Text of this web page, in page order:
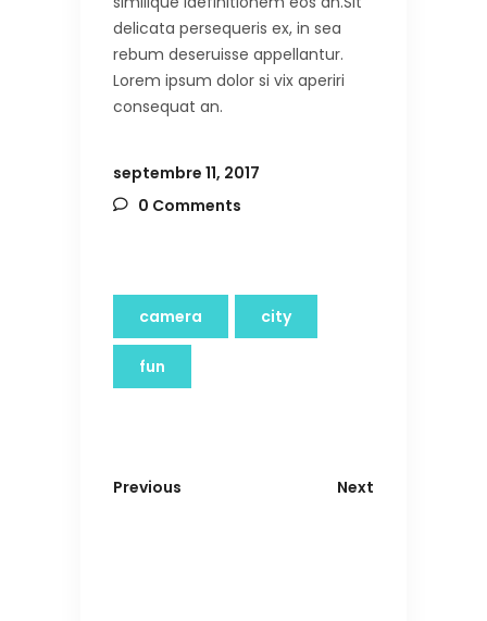
delicata persequeris ex, in sea
rebum deseruisse appellantur.
Lorem ipsum dolor si vix aperiri
consequat an.
septembre 11, 2017
0 Comments
camera city
fun
Previous Next